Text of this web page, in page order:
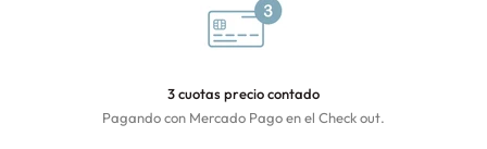
3 cuotas precio contado
Pagando con Mercado Pago en el Check out.